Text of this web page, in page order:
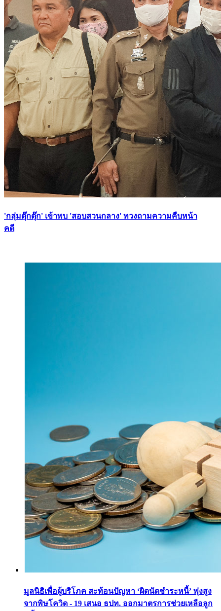
'กลุ่มตุ๊กตุ๊ก' เข้าพบ 'สอบสวนกลาง' ทวงถามความคืบหน้า
คดี
มูลนิธิเพื่อผู้บริโภค สะท้อนปัญหา ‘ผิดนัดชำระหนี้’ พุ่งสูง
จากพิษโควิด - 19 เสนอ ธปท. ออกมาตรการช่วยเหลือลูก